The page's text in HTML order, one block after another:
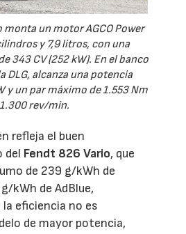
monta un motor AGCO Power
y 7,9 litros, con una
343 CV (252 kW). En el banco
DLG, alcanza una potencia
y un par máximo de 1.553 Nm
rev/min.
refleja el buen
del Fendt 826 Vario, que
de 239 g/kWh de
kWh de AdBlue,
eficiencia no es
de mayor potencia,